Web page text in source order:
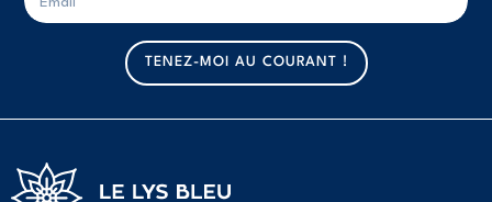
m
a
i
l
-
m
TENEZ-MOI AU COURANT !